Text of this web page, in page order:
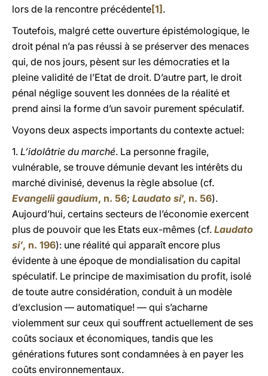
lors de la rencontre précédente[1] .
Toutefois, malgré cette ouverture épistémologique, le
droit pénal n’a pas réussi à se préserver des menaces
qui, de nos jours, pèsent sur les démocraties et la
pleine validité de l’Etat de droit. D’autre part, le droit
pénal néglige souvent les données de la réalité et
prend ainsi la forme d’un savoir purement spéculatif.
Voyons deux aspects importants du contexte actuel:
1. L’idolâtrie du marché. La personne fragile,
vulnérable, se trouve démunie devant les intérêts du
marché divinisé, devenus la règle absolue (cf.
Evangelii gaudium, n. 56; Laudato si’, n. 56).
Aujourd’hui, certains secteurs de l’économie exercent
plus de pouvoir que les Etats eux-mêmes (cf. Laudato
si’, n. 196): une réalité qui apparaît encore plus
évidente à une époque de mondialisation du capital
spéculatif. Le principe de maximisation du profit, isolé
de toute autre considération, conduit à un modèle
d’exclusion — automatique! — qui s’acharne
violemment sur ceux qui souffrent actuellement de ses
coûts sociaux et économiques, tandis que les
générations futures sont condamnées à en payer les
coûts environnementaux.